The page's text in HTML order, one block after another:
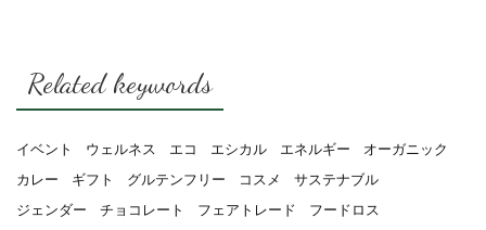
Related keywords
イベント ウェルネス エコ エシカル エネルギー
オーガニック
カレー
ギフト グルテンフリー コスメ
サステナブル
ジェンダー
チョコレート フェアトレード
フードロス